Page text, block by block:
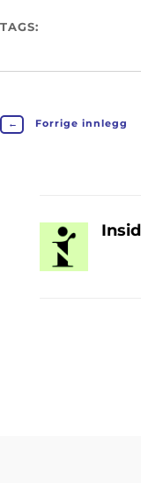
TAGS:
← Forrige innlegg